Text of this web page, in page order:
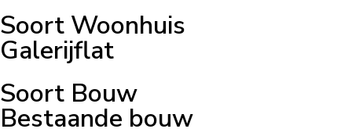
Soort Woonhuis
Galerijflat
Soort Bouw
Bestaande bouw